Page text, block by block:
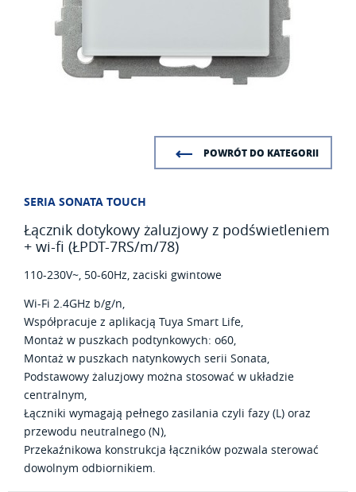
POWRÓT DO KATEGORII
SERIA SONATA TOUCH
Łącznik dotykowy żaluzjowy z podświetleniem
+ wi-fi (ŁPDT-7RS/m/78)
110-230V~, 50-60Hz, zaciski gwintowe
Wi-Fi 2.4GHz b/g/n,
Współpracuje z aplikacją Tuya Smart Life,
Montaż w puszkach podtynkowych: o60,
Montaż w puszkach natynkowych serii Sonata,
Podstawowy żaluzjowy można stosować w układzie
centralnym,
Łączniki wymagają pełnego zasilania czyli fazy (L) oraz
przewodu neutralnego (N),
Przekaźnikowa konstrukcja łączników pozwala sterować
dowolnym odbiornikiem.